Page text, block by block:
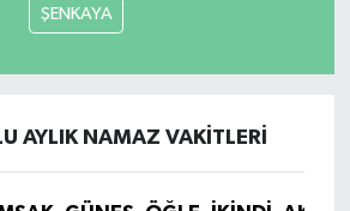
ŞENKAYA
AYLIK NAMAZ VAKITLERI